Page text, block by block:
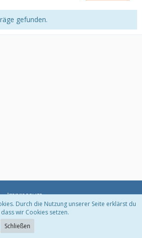
gefunden.
Impressum
Software:
Durch die Nutzung unserer Seite erklärst du
wir Cookies setzen.
Schließen